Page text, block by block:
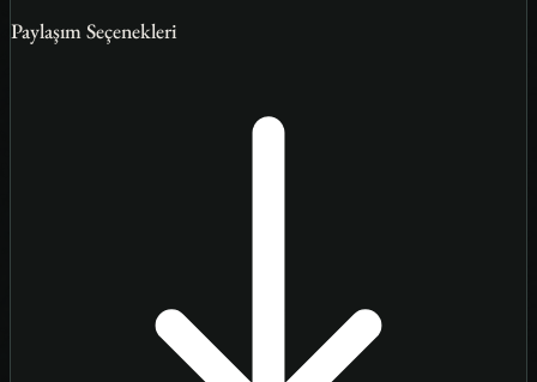
Paylaşım Seçenekleri